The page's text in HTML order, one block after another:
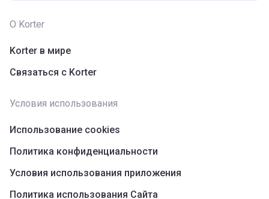
О Korter
Korter в мире
Связаться с Korter
Условия использования
Использование cookies
Политика конфиденциальности
Условия использования приложения
Политика использования Сайта